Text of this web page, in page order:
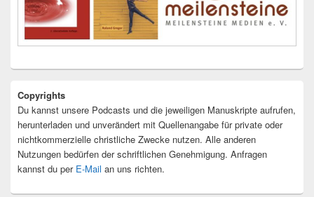
Copyrights
Du kannst unsere Podcasts und die jeweiligen Manuskripte aufrufen,
herunterladen und unverändert mit Quellenangabe für private oder
nichtkommerzielle christliche Zwecke nutzen. Alle anderen
Nutzungen bedürfen der schriftlichen Genehmigung. Anfragen
kannst du per E-Mail an uns richten.